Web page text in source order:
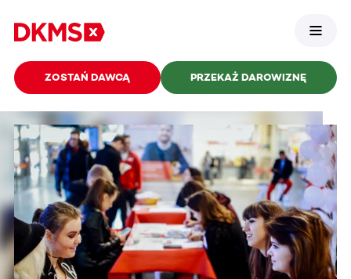
ZOSTAŃ DAWCĄ PRZEKAŻ DAROWIZNĘ